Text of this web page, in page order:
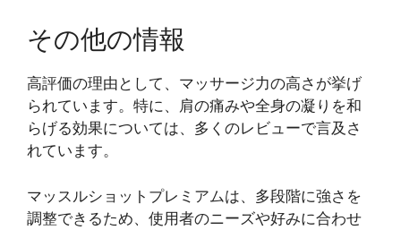
その他の情報
高評価の理由として、マッサージ力の高さが挙げ
られています。特に、肩の痛みや全身の凝りを和
らげる効果については、多くのレビューで言及さ
れています。
マッスルショットプレミアムは、多段階に強さを
調整できるため、使用者のニーズや好みに合わせ